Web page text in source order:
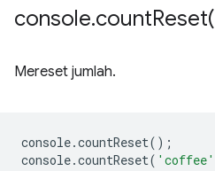
console.countReset(
Mereset jumlah.
console.countReset();
console.countReset( 'coffee'